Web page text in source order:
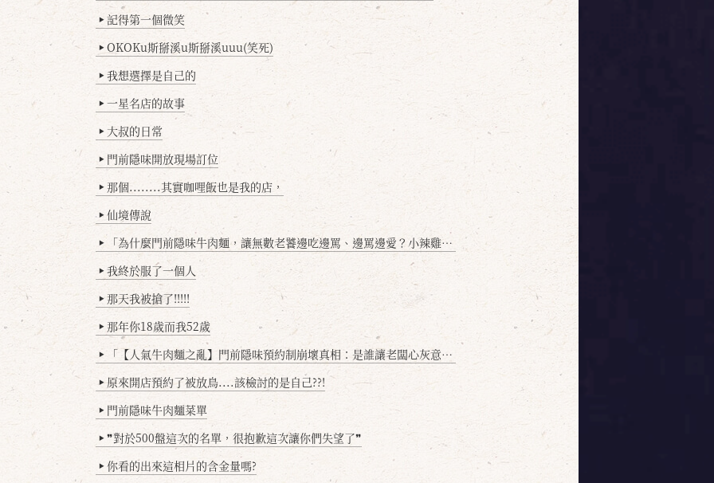
▶ 記得第一個微笑
▶ OKOKu斯掰溪u斯掰溪uuu(笑死)
▶ 我想選擇是自己的
▶ 一星名店的故事
▶ 大叔的日常
▶ 門前隱味開放現場訂位
▶ 那個........其實咖哩飯也是我的店，
▶ 仙境傳說
▶ 「為什麼門前隱味牛肉麵，讓無數老饕邊吃邊罵、邊罵邊愛？小辣雞揭密！」
▶ 我終於服了一個人
▶ 那天我被搶了!!!!!
▶ 那年你18歲而我52歲
▶ 「【人氣牛肉麵之亂】門前隱味預約制崩壞真相：是誰讓老闆心灰意冷？」
▶ 原來開店預約了被放鳥....該檢討的是自己??!
▶ 門前隱味牛肉麵菜單
▶ ❞對於500盤這次的名單，很抱歉這次讓你們失望了❞
▶ 你看的出來這相片的含金量嗎?